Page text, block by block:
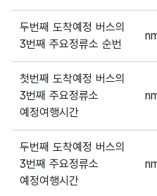
두번째 도착예정 버스의
3번째 주요정류소 순번
첫번째 도착예정 버스의
3번째 주요정류소
예정여행시간
두번째 도착예정 버스의
3번째 주요정류소
예정여행시간